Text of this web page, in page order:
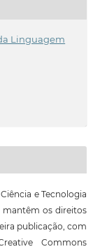
Linguagem
e Tecnologia
os direitos
publicação, com
Commons